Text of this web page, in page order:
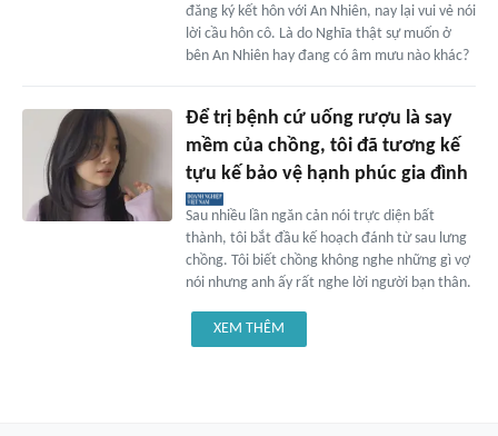
đăng ký kết hôn với An Nhiên, nay lại vui vẻ nói
lời cầu hôn cô. Là do Nghĩa thật sự muốn ở
bên An Nhiên hay đang có âm mưu nào khác?
Để trị bệnh cứ uống rượu là say
mềm của chồng, tôi đã tương kế
tựu kế bảo vệ hạnh phúc gia đình
Sau nhiều lần ngăn cản nói trực diện bất
thành, tôi bắt đầu kế hoạch đánh từ sau lưng
chồng. Tôi biết chồng không nghe những gì vợ
nói nhưng anh ấy rất nghe lời người bạn thân.
XEM THÊM